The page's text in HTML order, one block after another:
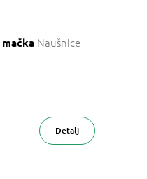
Naušnice
Detalj